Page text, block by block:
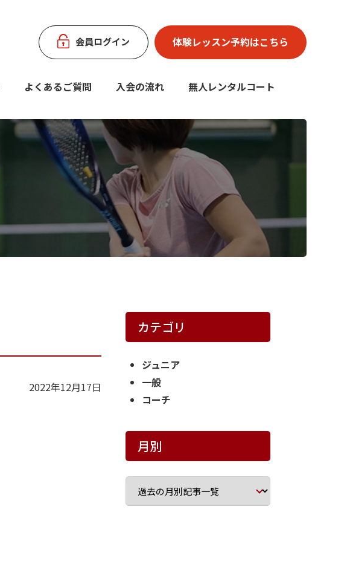
会員ログイン 体験レッスン予約はこちら
よくあるご質問 入会の流れ 無人レンタルコート
2022年12月17日
カテゴリ
ジュニア
一般
コーチ
月別